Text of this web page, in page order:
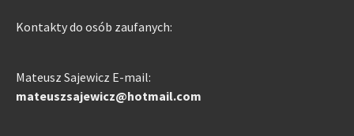
Kontakty do osób zaufanych:
Mateusz Sajewicz E-mail:
mateuszsajewicz@hotmail.com